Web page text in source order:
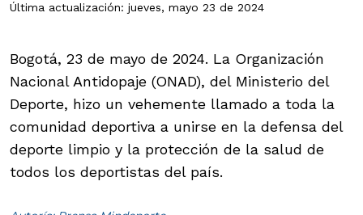
Última actualización: jueves, mayo 23 de 2024
Bogotá, 23 de mayo de 2024. La Organización
Nacional Antidopaje (ONAD), del Ministerio del
Deporte, hizo un vehemente llamado a toda la
comunidad deportiva a unirse en la defensa del
deporte limpio y la protección de la salud de
todos los deportistas del país.